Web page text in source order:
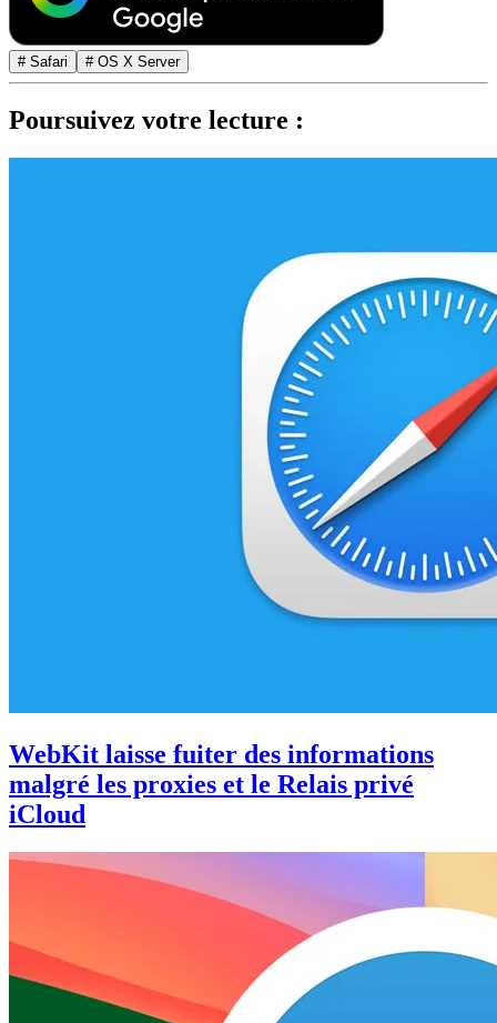
# Safari # OS X Server
Poursuivez votre lecture :
WebKit laisse fuiter des informations
malgré les proxies et le Relais privé
iCloud